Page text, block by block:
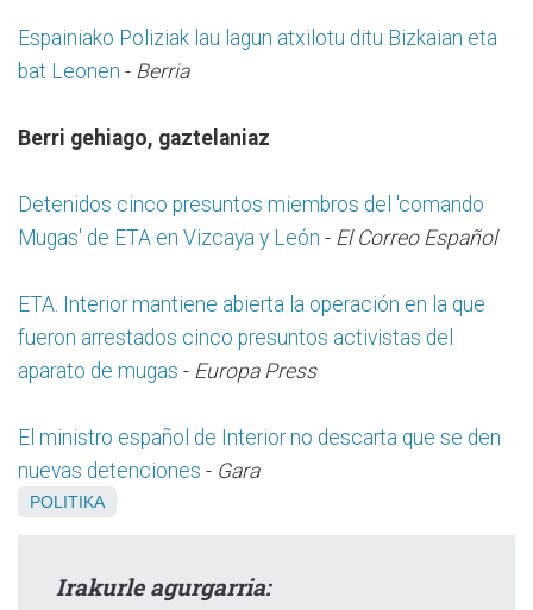
Espainiako Poliziak lau lagun atxilotu ditu Bizkaian eta
bat Leonen - Berria
Berri gehiago, gaztelaniaz
Detenidos cinco presuntos miembros del 'comando
Mugas' de ETA en Vizcaya y León - El Correo Español
ETA. Interior mantiene abierta la operación en la que
fueron arrestados cinco presuntos activistas del
aparato de mugas - Europa Press
El ministro español de Interior no descarta que se den
nuevas detenciones - Gara
POLITIKA
Irakurle agurgarria: